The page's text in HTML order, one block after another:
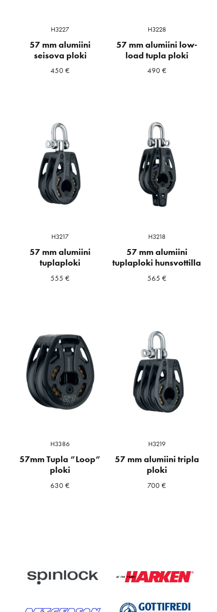
H3227
57 mm alumiini
seisova ploki
450€
H3228
57 mm alumiini low-
load tupla ploki
490 €
H3217
57 mm alumiini
tuplaploki
555€
H3218
57 mm alumiini
tuplaploki hunsvottilla
565 €
H3386
57mm Tupla ”Loop”
ploki
630€
H3219
57 mm alumiini tripla
ploki
700€